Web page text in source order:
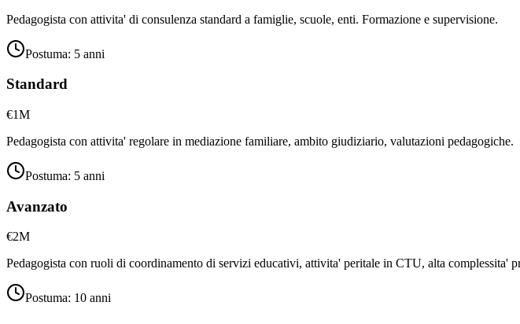
Pedagogista con attivita' di consulenza standard a famiglie, scuole, enti. Formazione e supervisione.
Postuma: 5 anni
Standard
€1M
Pedagogista con attivita' regolare in mediazione familiare, ambito giudiziario, valutazioni pedagogiche.
Postuma: 5 anni
Avanzato
€2M
Pedagogista con ruoli di coordinamento di servizi educativi, attivita' peritale in CTU, alta complessita'
Postuma: 10 anni